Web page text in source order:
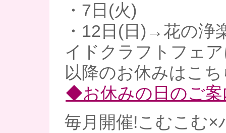
・7日(火)
・12日(日)→花の浄
イドクラフトフェ
以降のお休みはこち
◆お休みの日のご
毎月開催!こむこむ×